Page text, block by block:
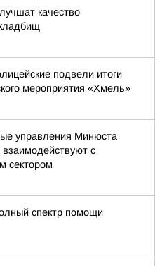
качество
подвели итоги
мероприятия «Хмель»
управления Минюста
взаимодействуют с
сектором
спектр помощи